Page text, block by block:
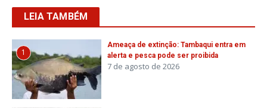
LEIA TAMBÉM
1
Ameaça de extinção: Tambaqui entra em
alerta e pesca pode ser proibida
7 de agosto de 2026